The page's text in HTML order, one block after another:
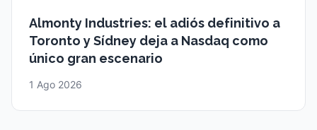
Almonty Industries: el adiós definitivo a
Toronto y Sídney deja a Nasdaq como
único gran escenario
1 Ago 2026